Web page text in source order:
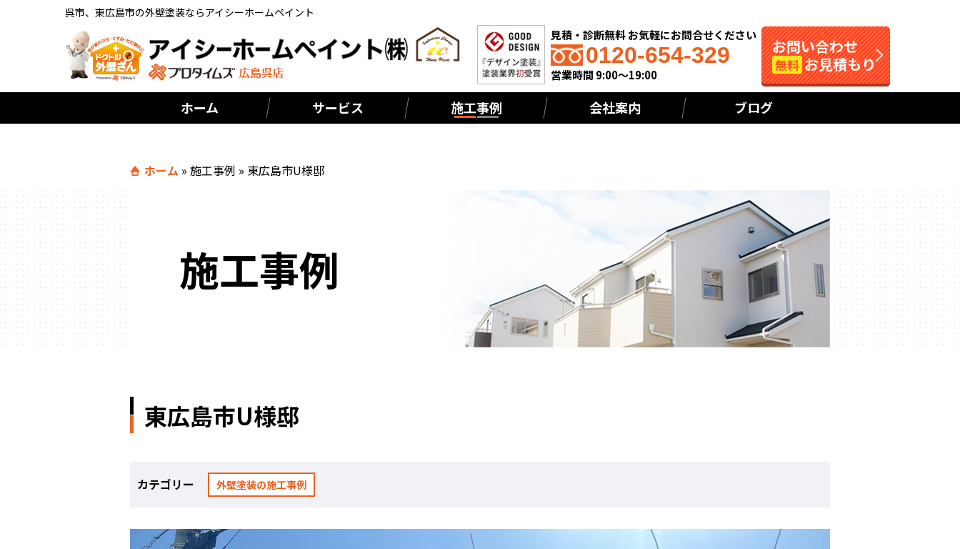
呉市、東広島市の外壁塗装ならアイシーホームペイント
見積・診断無料 お気軽にお問合せください
0120-654-329
営業時間 9:00～19:00
お問い合わせ
無料 お見積もり
ホーム サービス 施工事例 会社案内 ブログ
ホーム » 施工事例 » 東広島市U様邸
施工事例
東広島市U様邸
カテゴリー 外壁塗装の施工事例